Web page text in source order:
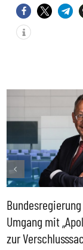
Umgang mit
zur